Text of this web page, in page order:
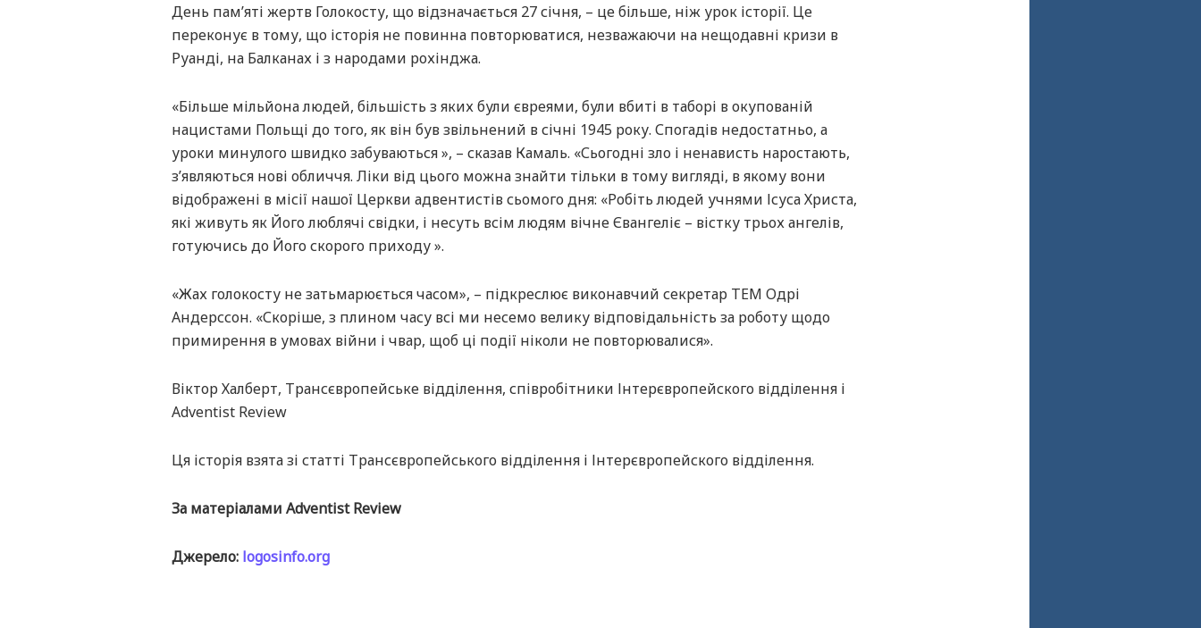
День пам’яті жертв Голокосту, що відзначається 27 січня, – це більше, ніж урок історії. Це
переконує в тому, що історія не повинна повторюватися, незважаючи на нещодавні кризи в
Руанді, на Балканах і з народами рохінджа.
«Більше мільйона людей, більшість з яких були євреями, були вбиті в таборі в окупованій
нацистами Польщі до того, як він був звільнений в січні 1945 року. Спогадів недостатньо, а
уроки минулого швидко забуваються », – сказав Камаль. «Сьогодні зло і ненависть наростають,
з’являються нові обличчя. Ліки від цього можна знайти тільки в тому вигляді, в якому вони
відображені в місії нашої Церкви адвентистів сьомого дня: «Робіть людей учнями Ісуса Христа,
які живуть як Його люблячі свідки, і несуть всім людям вічне Євангеліє – вістку трьох ангелів,
готуючись до Його скорого приходу ».
«Жах голокосту не затьмарюється часом», – підкреслює виконавчий секретар TEМ Одрі
Андерссон. «Скоріше, з плином часу всі ми несемо велику відповідальність за роботу щодо
примирення в умовах війни і чвар, щоб ці події ніколи не повторювалися».
Віктор Халберт, Трансєвропейське відділення, співробітники Інтерєвропейского відділення і
Adventist Review
Ця історія взята зі статті Трансєвропейського відділення і Інтерєвропейского відділення.
За матеріалами Adventist Review
Джерело: logosinfo.org